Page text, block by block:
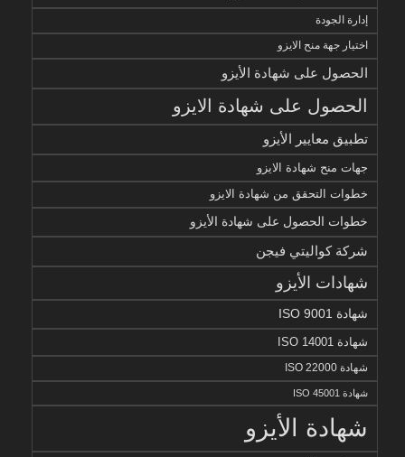
إدارة الجودة
اختيار جهة منح الايزو
الحصول على شهادة الأيزو
الحصول على شهادة الايزو
تطبيق معايير الأيزو
جهات منح شهادة الايزو
خطوات التحقق من شهادة الايزو
خطوات الحصول على شهادة الأيزو
شركة كواليتي فيجن
شهادات الأيزو
شهادة ISO 9001
شهادة ISO 14001
شهادة ISO 22000
شهادة ISO 45001
شهادة الأيزو